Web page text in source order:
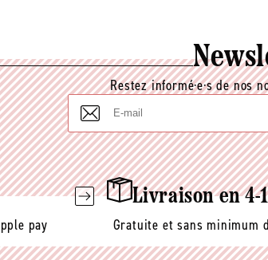
Restez informé·e·s de nos
E-
mail
pay
Livraison en 4-
Gratuite et sans minimum